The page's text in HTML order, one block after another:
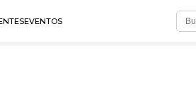
EVENTOS